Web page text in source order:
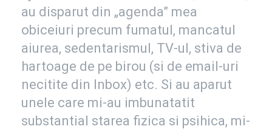
au disparut din „agenda” mea
obiceiuri precum fumatul, mancatul
aiurea, sedentarismul, TV-ul, stiva de
hartoage de pe birou (si de email-uri
necitite din Inbox) etc. Si au aparut
unele care mi-au imbunatatit
substantial starea fizica si psihica, mi-